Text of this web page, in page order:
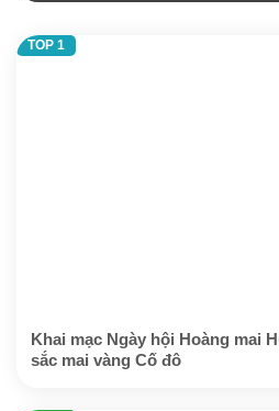
Khai mạc Ngày hội Hoàng mai
sắc mai vàng Cố đô